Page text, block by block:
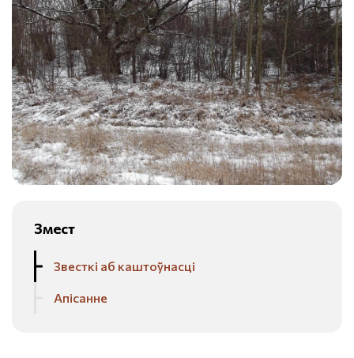
Змест
Звесткі аб каштоўнасці
Апісанне